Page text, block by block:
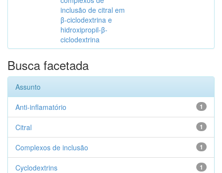
inclusão de citral em
β-ciclodextrina e
hidroxipropil-β-
ciclodextrina
Busca facetada
Assunto
1
Anti-inflamatório
1
Citral
1
Complexos de inclusão
1
Cyclodextrins